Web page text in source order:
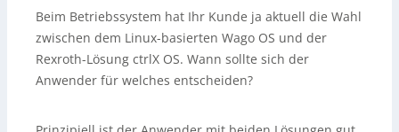
Beim Betriebssystem hat Ihr Kunde ja aktuell die Wahl
zwischen dem Linux-basierten Wago OS und der
Rexroth-Lösung ctrlX OS. Wann sollte sich der
Anwender für welches entscheiden?